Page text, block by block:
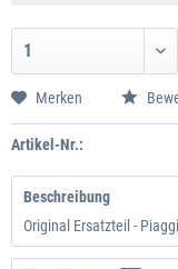
Merken
Artikel-Nr.:
Beschreibung
Original Ersatzteil -